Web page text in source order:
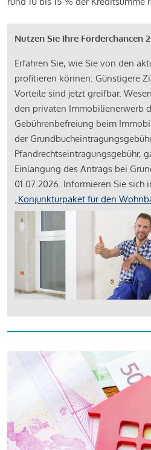
Nutzen Sie Ihre Förderchancen
Erfahren Sie, wie Sie von den
profitieren können: Günstigere
Vorteile sind jetzt greifbar.
den privaten Immobilienerwerb
Gebührenbefreiung beim
der
Pfandrechtseintragungsgebühr,
Einlangung des Antrags bei
01.07.2026. Informieren Sie sich
„Konjunkturpaket für den